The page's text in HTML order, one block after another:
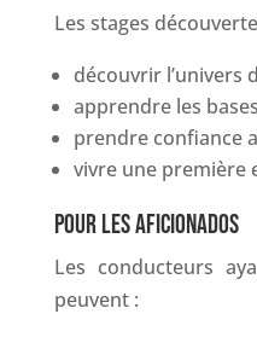
Les stages
découvrir l’univers
apprendre les
prendre confiance
vivre une première
POUR LES AFICIONADOS
Les conducteurs
peuvent :